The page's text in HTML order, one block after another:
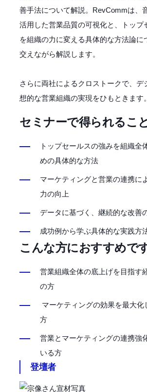
善手法について解説。RevCommは、
活用した営業品質の可視化と、トップ
を組織の力に変える具体的な方法論に
交えながら解説します。
さらに両社によるクロストークで、デ
想的な営業組織の実現をひもときます。
セミナーで得られること
トップセールスの強みを組織全
めの具体的な方法
マーケティングと営業の連携に
力の向上
データに基づく、継続的な改善
成功例から学ぶ具体的な実践方
こんな方におすすめで
営業組織全体の底上げを目指す
の方
マーケティングの効果を最大化
方
営業とマーケティングの連携強
いる方
登壇者